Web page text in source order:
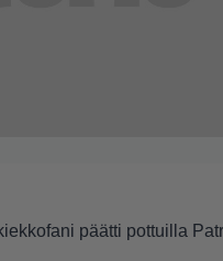
päätti pottuilla